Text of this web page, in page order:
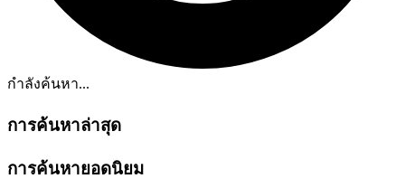
กำลังค้นหา...
การค้นหาล่าสุด
การค้นหายอดนิยม